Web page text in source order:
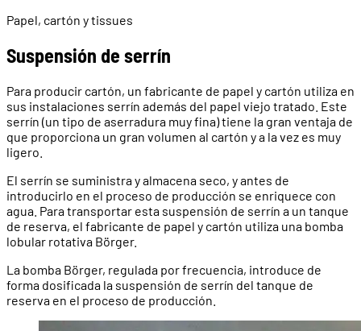
Papel, cartón y tissues
Suspensión de serrín
Para producir cartón, un fabricante de papel y cartón utiliza en
sus instalaciones serrín además del papel viejo tratado. Este
serrín (un tipo de aserradura muy fina) tiene la gran ventaja de
que proporciona un gran volumen al cartón y a la vez es muy
ligero.
El serrín se suministra y almacena seco, y antes de
introducirlo en el proceso de producción se enriquece con
agua. Para transportar esta suspensión de serrín a un tanque
de reserva, el fabricante de papel y cartón utiliza una bomba
lobular rotativa Börger.
La bomba Börger, regulada por frecuencia, introduce de
forma dosificada la suspensión de serrín del tanque de
reserva en el proceso de producción.